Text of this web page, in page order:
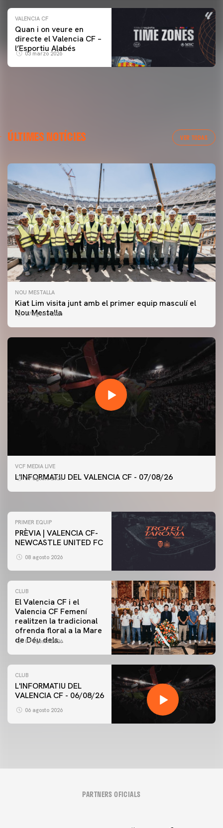
VALENCIA CF
Quan i on veure en
directe el Valencia CF –
l’Esportiu Alabés
03 marzo 2026
ÚLTIMES NOTÍCIES VER TODAS
NOU MESTALLA
Kiat Lim visita junt amb el primer equip masculí el
Nou Mestalla
07 agosto 2026
VCF MEDIA LIVE
L'INFORMATIU DEL VALENCIA CF - 07/08/26
07 agosto 2026
PRIMER EQUIP
ENTRENAMENT DEL VALENCIA CF 7/8/2026
PRIMER EQUIP
PRÈVIA | VALENCIA CF-
NEWCASTLE UNITED FC
08 agosto 2026
CLUB
El Valencia CF i el
Valencia CF Femení
realitzen la tradicional
ofrenda floral a la Mare
de Déu dels
07 agosto 2026
CLUB
L'INFORMATIU DEL
VALENCIA CF - 06/08/26
06 agosto 2026
PARTNERS OFICIALS